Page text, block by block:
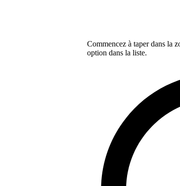
Commencez à taper dans la
option dans la liste.